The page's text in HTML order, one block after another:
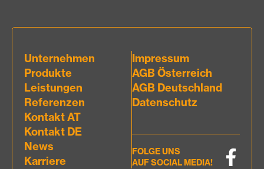
Unternehmen
Produkte
Leistungen
Referenzen
Kontakt AT
Kontakt DE
News
Karriere
Impressum
AGB Österreich
AGB Deutschland
Datenschutz
FOLGE UNS
AUF SOCIAL MEDIA!